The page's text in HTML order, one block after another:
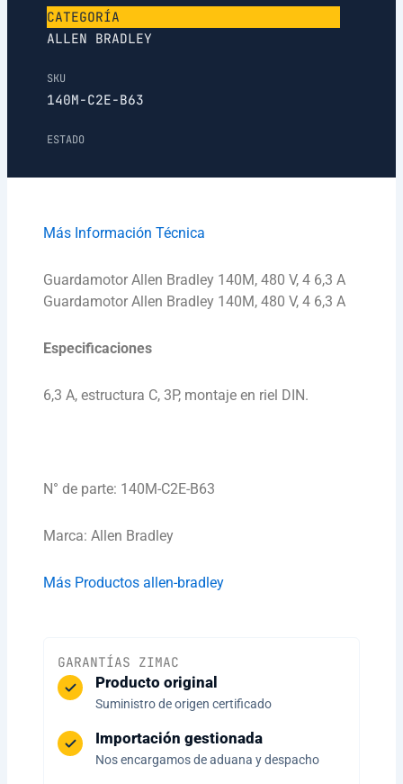
CATEGORÍA
ALLEN BRADLEY
SKU
140M-C2E-B63
ESTADO
Más Información Técnica
Guardamotor Allen Bradley 140M, 480 V, 4 6,3 A
Guardamotor Allen Bradley 140M, 480 V, 4 6,3 A
Especificaciones
6,3 A, estructura C, 3P, montaje en riel DIN.
N° de parte: 140M-C2E-B63
Marca: Allen Bradley
Más Productos allen-bradley
GARANTÍAS ZIMAC
Producto original
Suministro de origen certificado
Importación gestionada
Nos encargamos de aduana y despacho